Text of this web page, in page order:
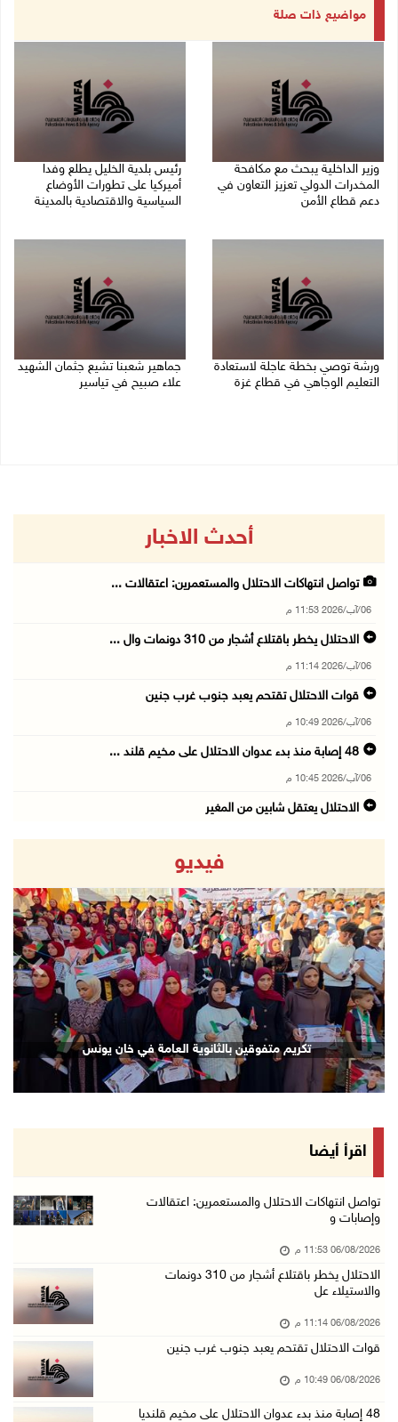
مواضيع ذات صلة
وزير الداخلية يبحث مع مكافحة
المخدرات الدولي تعزيز التعاون في
دعم قطاع الأمن
رئيس بلدية الخليل يطلع وفدا
أميركيا على تطورات الأوضاع
السياسية والاقتصادية بالمدينة
ورشة توصي بخطة عاجلة لاستعادة
التعليم الوجاهي في قطاع غزة
جماهير شعبنا تشيع جثمان الشهيد
علاء صبيح في تياسير
أحدث الاخبار
تواصل انتهاكات الاحتلال والمستعمرين: اعتقالات ...
06/آب/2026 11:53 م
الاحتلال يخطر باقتلاع أشجار من 310 دونمات وال ...
06/آب/2026 11:14 م
قوات الاحتلال تقتحم يعبد جنوب غرب جنين
06/آب/2026 10:49 م
48 إصابة منذ بدء عدوان الاحتلال على مخيم قلند ...
06/آب/2026 10:45 م
الاحتلال يعتقل شابين من المغير
وزير الداخلية يبحث مع مكافحة المخدرات الدولي ...
06/آب/2026 10:01 م
رئيس بلدية الخليل يطلع وفدا أميركيا على تطورا ...
06/آب/2026 09:59 م
06/آب/2026 09:17 م
إصابة مسن بجروح ورضوض إثر اعتداء جيش الاحتلال ...
06/آب/2026 09:13 م
ورشة توصي بخطة عاجلة لاستعادة التعليم الوجاهي ...
الرئيس يستقبل مجلس بلدية رام الله ويشدد على د ...
جماهير شعبنا تشيع جثمان الشهيد علاء صبيح في ت ...
الاحتلال يوسع حملات الدهم والاعتقال في قلنديا ...
06/آب/2026 08:06 م
الرئيس المصري وملك البحرين يشددان على ضرورة ت ...
فيديو
تكريم متفوقين بالثانوية العامة في خان يونس
Next
اقرأ أيضا
تواصل انتهاكات الاحتلال والمستعمرين: اعتقالات
وإصابات و
06/08/2026 11:53 م
الاحتلال يخطر باقتلاع أشجار من 310 دونمات
والاستيلاء عل
06/08/2026 11:14 م
قوات الاحتلال تقتحم يعبد جنوب غرب جنين
06/08/2026 10:49 م
48 إصابة منذ بدء عدوان الاحتلال على مخيم قلنديا